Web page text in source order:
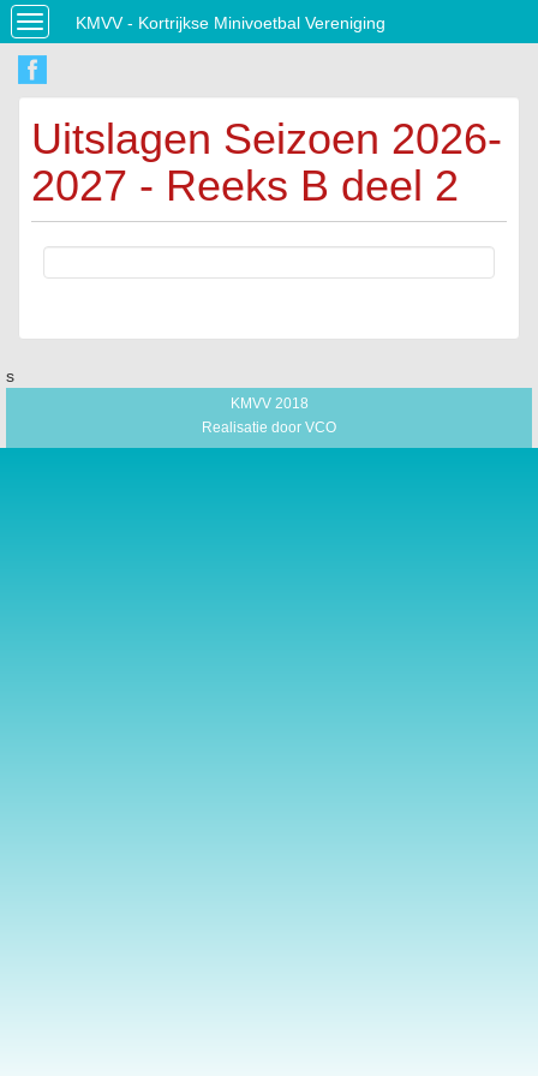
Toggle
navigation
KMVV - Kortrijkse Minivoetbal Vereniging
Uitslagen Seizoen 2026-
2027 - Reeks B deel 2
s
KMVV 2018
Realisatie door VCO